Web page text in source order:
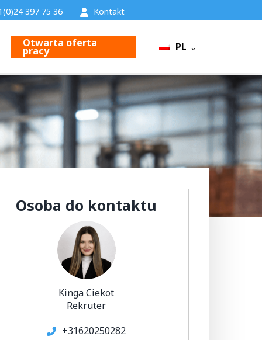
397 75 36 Kontakt
Otwarta oferta
pracy PL
Osoba do kontaktu
Kinga Ciekot
Rekruter
+31620250282